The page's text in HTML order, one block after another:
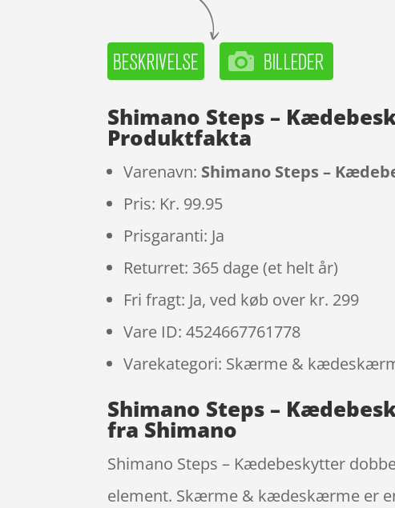
Shimano Steps –
Produktfakta
Varenavn: Shimano Steps –
Pris: Kr. 99.95
Prisgaranti: Ja
Returret: 365 dage (et helt år)
Fri fragt: Ja, ved køb over kr. 299
Vare ID: 4524667761778
Varekategori: Skærme &
Shimano Steps –
fra Shimano
Shimano Steps – Kædebeskytter
element. Skærme & kædeskærme er